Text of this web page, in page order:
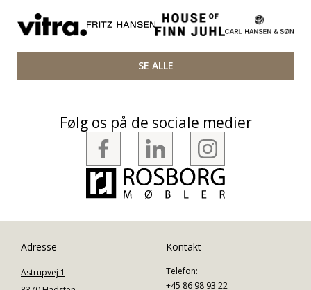
SE ALLE
Følg os på de sociale medier
Adresse
Astrupvej 1
Kontakt
Telefon:
+45 86 98 93 22